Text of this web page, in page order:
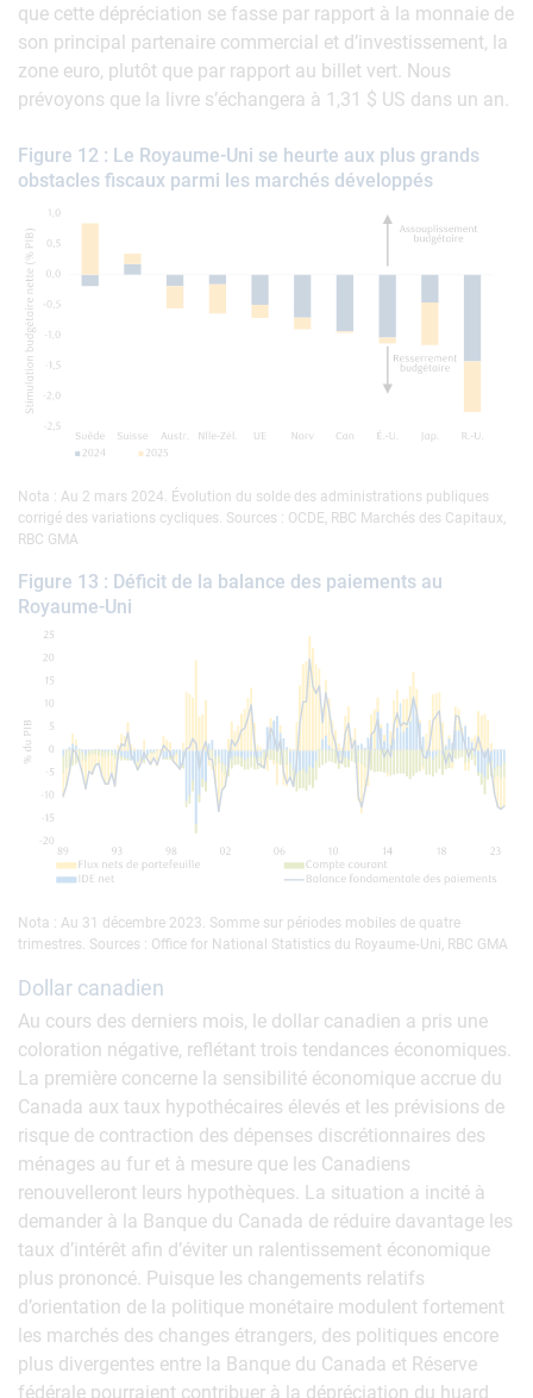
que cette dépréciation se fasse par rapport à la monnaie de
son principal partenaire commercial et d’investissement, la
zone euro, plutôt que par rapport au billet vert. Nous
prévoyons que la livre s’échangera à 1,31 $ US dans un an.
Figure 12 : Le Royaume-Uni se heurte aux plus grands
obstacles fiscaux parmi les marchés développés
Nota : Au 2 mars 2024. Évolution du solde des administrations publiques
corrigé des variations cycliques. Sources : OCDE, RBC Marchés des Capitaux,
RBC GMA
Figure 13 : Déficit de la balance des paiements au
Royaume-Uni
Nota : Au 31 décembre 2023. Somme sur périodes mobiles de quatre
trimestres. Sources : Office for National Statistics du Royaume‐Uni, RBC GMA
Dollar canadien
Au cours des derniers mois, le dollar canadien a pris une
coloration négative, reflétant trois tendances économiques.
La première concerne la sensibilité économique accrue du
Canada aux taux hypothécaires élevés et les prévisions de
risque de contraction des dépenses discrétionnaires des
ménages au fur et à mesure que les Canadiens
renouvelleront leurs hypothèques. La situation a incité à
demander à la Banque du Canada de réduire davantage les
taux d’intérêt afin d’éviter un ralentissement économique
plus prononcé. Puisque les changements relatifs
d’orientation de la politique monétaire modulent fortement
les marchés des changes étrangers, des politiques encore
plus divergentes entre la Banque du Canada et Réserve
fédérale pourraient contribuer à la dépréciation du huard